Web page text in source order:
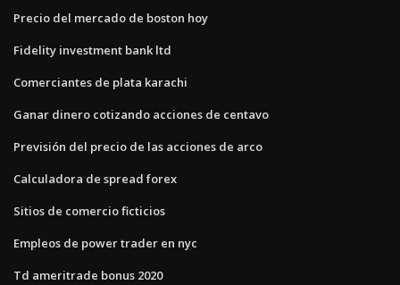
Precio del mercado de boston hoy
Fidelity investment bank ltd
Comerciantes de plata karachi
Ganar dinero cotizando acciones de centavo
Previsión del precio de las acciones de arco
Calculadora de spread forex
Sitios de comercio ficticios
Empleos de power trader en nyc
Td ameritrade bonus 2020